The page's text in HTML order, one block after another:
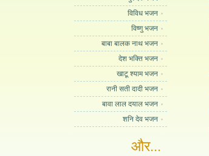
विविध भजन
विष्णु भजन
बाबा बालक नाथ भजन
देश भक्ति भजन
खाटू श्याम भजन
रानी सती दादी भजन
बावा लाल दयाल भजन
शनि देव भजन
और...